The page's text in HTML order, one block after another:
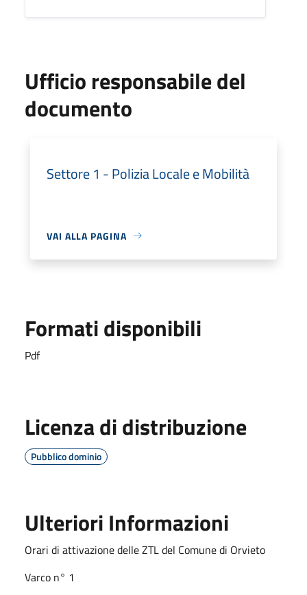
Ufficio responsabile del
documento
Settore 1 - Polizia Locale e Mobilità
VAI ALLA PAGINA
Formati disponibili
Pdf
Licenza di distribuzione
Pubblico dominio
Ulteriori Informazioni
Orari di attivazione delle ZTL del Comune di Orvieto
Varco n° 1